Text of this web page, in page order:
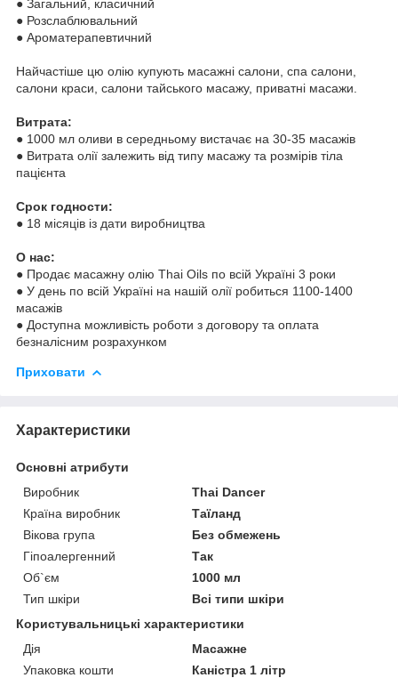
● Загальний, класичний
● Розслаблювальний
● Ароматерапевтичний
Найчастіше цю олію купують масажні салони, спа салони,
салони краси, салони тайського масажу, приватні масажи.
Витрата:
● 1000 мл оливи в середньому вистачає на 30-35 масажів
● Витрата олії залежить від типу масажу та розмірів тіла
пацієнта
Срок годности:
● 18 місяців із дати виробництва
О нас:
● Продає масажну олію Thai Oils по всій Україні 3 роки
● У день по всій Україні на нашій олії робиться 1100-1400
масажів
● Доступна можливість роботи з договору та оплата
безналісним розрахунком
Приховати
Характеристики
Основні атрибути
Виробник
Thai Dancer
Країна виробник
Таїланд
Вікова група
Без обмежень
Гіпоалергенний
Так
Об`єм
1000 мл
Тип шкіри
Всі типи шкіри
Користувальницькі характеристики
Дія
Масажне
Упаковка кошти
Каністра 1 літр